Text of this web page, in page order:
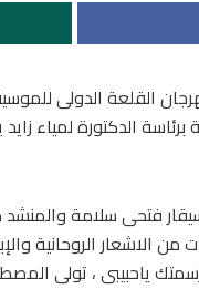
لفعاليات الدورة ٣٢ من مهرجان
فتحى سلامة
الاشعار الروحانية
ياحبيبى ، تولى